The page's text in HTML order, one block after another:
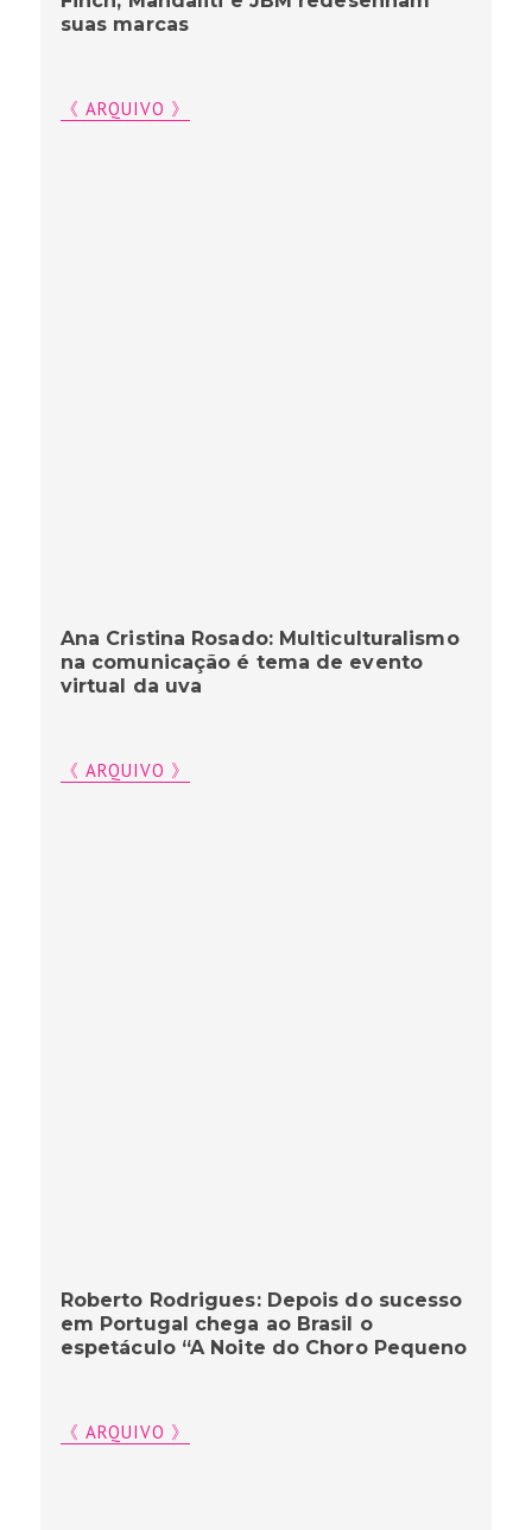
suas marcas
《 ARQUIVO 》
Ana Cristina Rosado: Multiculturalismo
na comunicação é tema de evento
virtual da uva
《 ARQUIVO 》
Roberto Rodrigues: Depois do sucesso
em Portugal chega ao Brasil o
espetáculo “A Noite do Choro Pequeno
《 ARQUIVO 》